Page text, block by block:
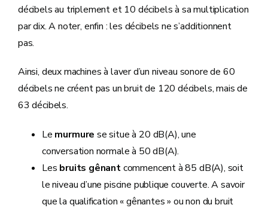
décibels au triplement et 10 décibels à sa multiplication
par dix. A noter, enfin : les décibels ne s’additionnent
pas.
Ainsi, deux machines à laver d’un niveau sonore de 60
décibels ne créent pas un bruit de 120 décibels, mais de
63 décibels.
Le murmurese situe à 20 dB(A), une
conversation normale à 50 dB(A).
Les bruits gênantcommencent à 85 dB(A), soit
le niveau d’une piscine publique couverte. A savoir
que la qualification « gênantes » ou non du bruit